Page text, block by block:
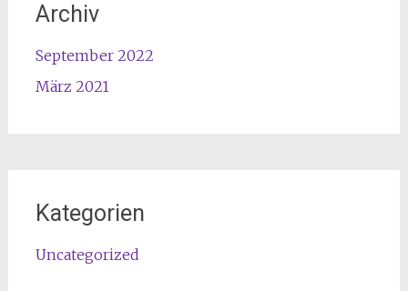
Archiv
September 2022
März 2021
Kategorien
Uncategorized